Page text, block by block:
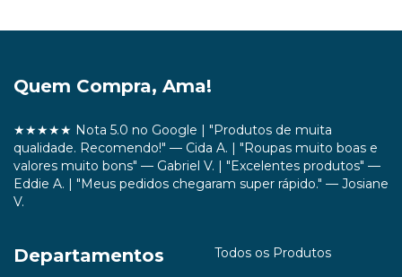
Quem Compra, Ama!
★★★★★ Nota 5.0 no Google | "Produtos de muita
qualidade. Recomendo!" — Cida A. | "Roupas muito boas e
valores muito bons" — Gabriel V. | "Excelentes produtos" —
Eddie A. | "Meus pedidos chegaram super rápido." — Josiane
V.
Departamentos Todos os Produtos